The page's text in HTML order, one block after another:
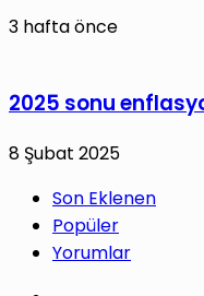
3 hafta önce
2025 sonu
8 Şubat 2025
Son Eklenen
Popüler
Yorumlar